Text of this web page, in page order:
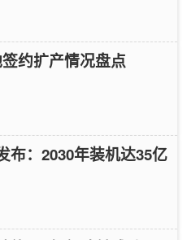
约扩产情况盘点
布：2030年装机达35亿